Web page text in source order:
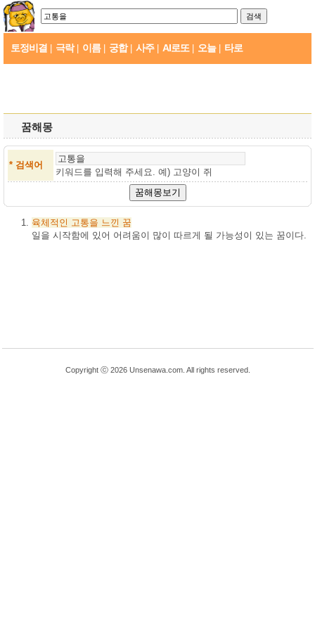
토정비결 극락 이름 궁합 사주 AI로또 오늘 타로
꿈해몽
* 검색어
키워드를 입력해 주세요. 예) 고양이 쥐
육체적인 고통을 느낀 꿈
일을 시작함에 있어 어려움이 많이 따르게 될 가능성이 있는 꿈이다.
Copyright ⓒ 2026 Unsenawa.com. All rights reserved.